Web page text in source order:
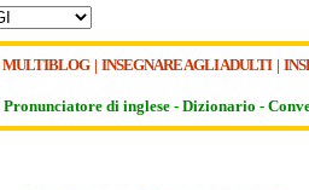
MULTIBLOG| INSEGNARE AGLI ADULTI |
Pronunciatore di inglese - Dizionario -